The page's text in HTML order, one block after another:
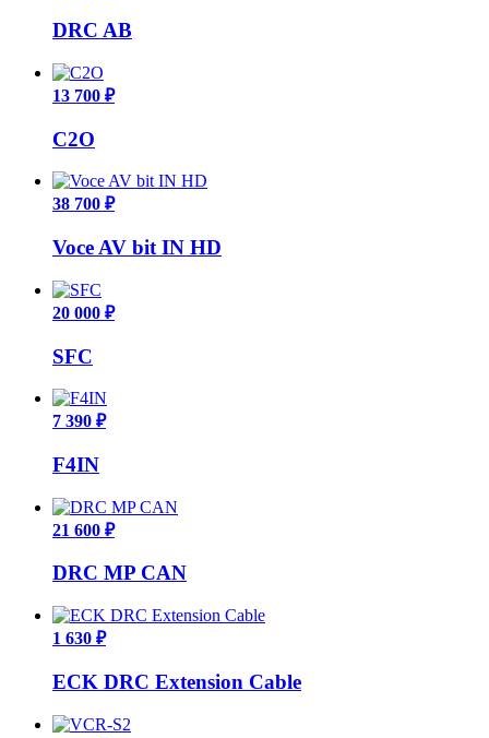
DRC AB
13 700 ₽
C2O
38 700 ₽
Voce AV bit IN HD
20 000 ₽
SFC
7 390 ₽
F4IN
21 600 ₽
DRC MP CAN
1 630 ₽
ECK DRC Extension Cable